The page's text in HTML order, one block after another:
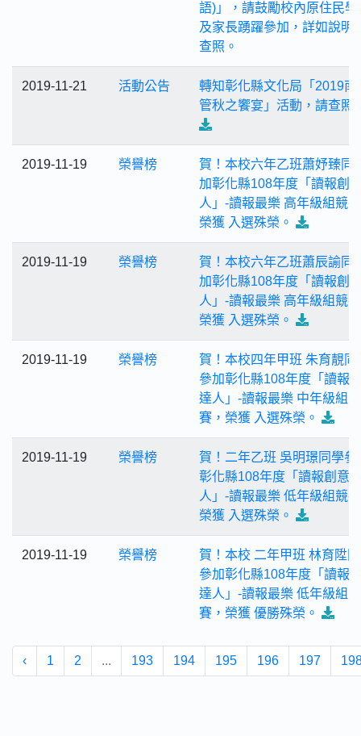
語)」，請鼓勵校內原住民學
及家長踴躍參加，詳如說明
查照。
2019-11-21 活動公告
轉知彰化縣文化局「2019南
管秋之饗宴」活動，請查照
2019-11-19 榮譽榜
賀！本校六年乙班蕭妤臻同
加彰化縣108年度「讀報創
人」-讀報最樂 高年級組競
榮獲 入選殊榮。
2019-11-19 榮譽榜
賀！本校六年乙班蕭辰諭同
加彰化縣108年度「讀報創
人」-讀報最樂 高年級組競
榮獲 入選殊榮。
2019-11-19 榮譽榜
賀！本校四年甲班 朱育靚同
參加彰化縣108年度「讀報
達人」-讀報最樂 中年級組競
賽，榮獲 入選殊榮。
2019-11-19 榮譽榜
賀！二年乙班 吳明璟同學參
彰化縣108年度「讀報創意
人」-讀報最樂 低年級組競
榮獲 入選殊榮。
2019-11-19 榮譽榜
賀！本校 二年甲班 林育陞
參加彰化縣108年度「讀報
達人」-讀報最樂 低年級組競
賽，榮獲 優勝殊榮。
‹ 1 2 ... 193 194 195 196 197